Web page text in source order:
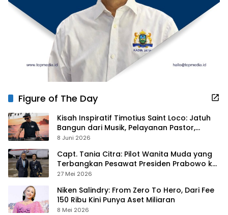
Figure of The Day
Kisah Inspiratif Timotius Saint Loco: Jatuh
Bangun dari Musik, Pelayanan Pastor,
hingga Gurita Bisnis Sambal Babon
8 Juni 2026
Capt. Tania Citra: Pilot Wanita Muda yang
Terbangkan Pesawat Presiden Prabowo ke
Prancis
27 Mei 2026
Niken Salindry: From Zero To Hero, Dari Fee
150 Ribu Kini Punya Aset Miliaran
8 Mei 2026